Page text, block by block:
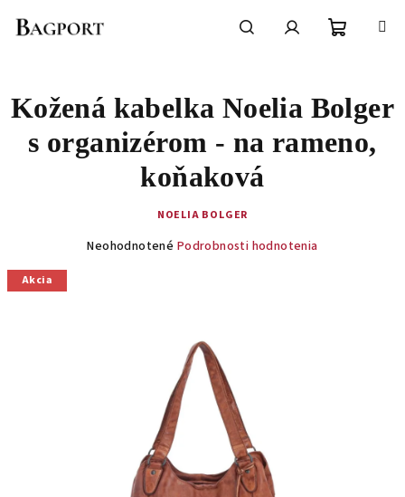
košík
Kožená kabelka Noelia Bolger
s organizérom - na rameno,
koňaková
NOELIA BOLGER
produktu
Neohodnotené Podrobnosti hodnotenia
Akcia